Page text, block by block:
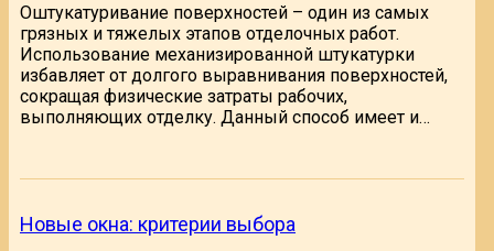
Оштукатуривание поверхностей – один из самых
грязных и тяжелых этапов отделочных работ.
Использование механизированной штукатурки
избавляет от долгого выравнивания поверхностей,
сокращая физические затраты рабочих,
выполняющих отделку. Данный способ имеет и…
Новые окна: критерии выбора